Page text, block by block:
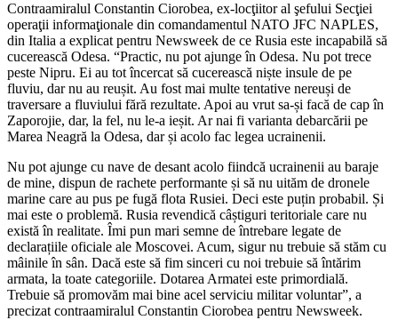
Contraamiralul Constantin Ciorobea, ex-locţiitor al şefului Secţiei
operaţii informaţionale din comandamentul NATO JFC NAPLES,
din Italia a explicat pentru Newsweek de ce Rusia este incapabilă să
cucerească Odesa. “Practic, nu pot ajunge în Odesa. Nu pot trece
peste Nipru. Ei au tot încercat să cucerească niște insule de pe
fluviu, dar nu au reușit. Au fost mai multe tentative nereuși de
traversare a fluviului fără rezultate. Apoi au vrut sa-și facă de cap în
Zaporojie, dar, la fel, nu le-a ieșit. Ar nai fi varianta debarcării pe
Marea Neagră la Odesa, dar și acolo fac legea ucrainenii.
Nu pot ajunge cu nave de desant acolo fiindcă ucrainenii au baraje
de mine, dispun de rachete performante și să nu uităm de dronele
marine care au pus pe fugă flota Rusiei. Deci este puțin probabil. Și
mai este o problemă. Rusia revendică câștiguri teritoriale care nu
există în realitate. Îmi pun mari semne de întrebare legate de
declarațiile oficiale ale Moscovei. Acum, sigur nu trebuie să stăm cu
mâinile în sân. Dacă este să fim sinceri cu noi trebuie să întărim
armata, la toate categoriile. Dotarea Armatei este primordială.
Trebuie să promovăm mai bine acel serviciu militar voluntar”, a
precizat contraamiralul Constantin Ciorobea pentru Newsweek.